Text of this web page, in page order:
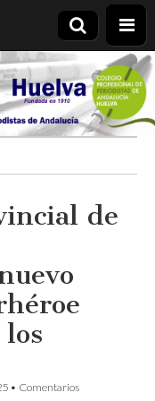
de
• Comentarios